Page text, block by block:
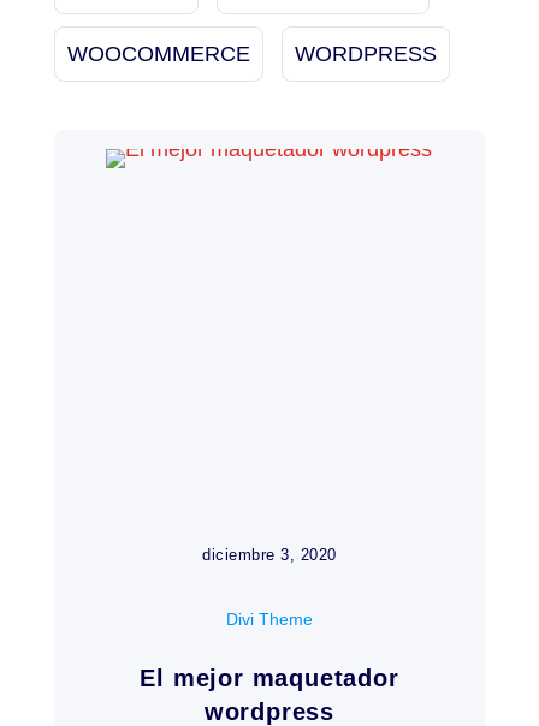
WOOCOMMERCE WORDPRESS
diciembre 3, 2020
Divi Theme
El mejor maquetador
wordpress